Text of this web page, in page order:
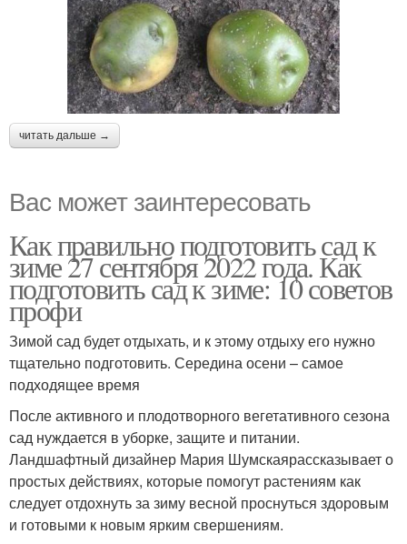
читать дальше →
Вас может заинтересовать
Как правильно подготовить сад к
зиме 27 сентября 2022 года. Как
подготовить сад к зиме: 10 советов
профи
Зимой сад будет отдыхать, и к этому отдыху его нужно
тщательно подготовить. Середина осени – самое
подходящее время
После активного и плодотворного вегетативного сезона
сад нуждается в уборке, защите и питании.
Ландшафтный дизайнер Мария Шумскаярассказывает о
простых действиях, которые помогут растениям как
следует отдохнуть за зиму весной проснуться здоровым
и готовыми к новым ярким свершениям.